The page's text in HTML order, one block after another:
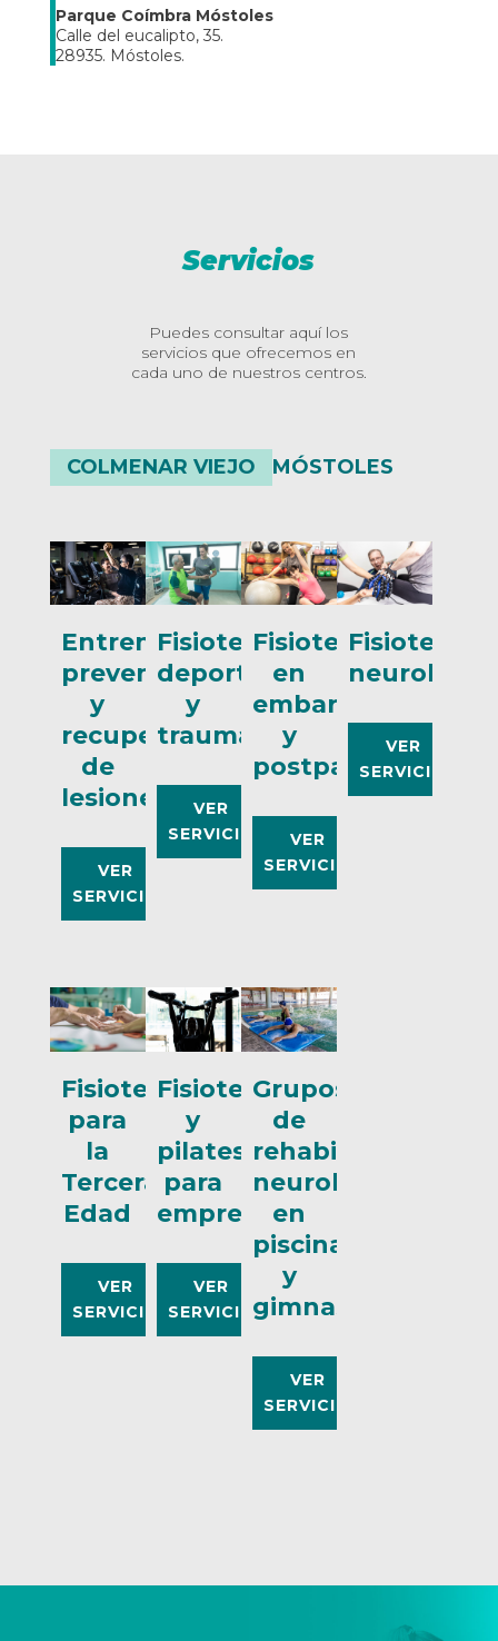
Parque Coímbra Móstoles
Calle del eucalipto, 35.
28935. Móstoles.
Servicios
Puedes consultar aquí los
servicios que ofrecemos en
cada uno de nuestros centros.
COLMENAR VIEJO MÓSTOLES
Entrenamiento,
prevención
y
recuperación
de
lesiones
VER
SERVICIO
Fisioterapia
deportiva
y
traumatológica
VER
SERVICIO
Fisioterapia
en
embarazadas
y
postparto
VER
SERVICIO
VER
SERVICIO
Fisioterapia
para
la
Tercera
Edad
VER
SERVICIO
Fisioterapia
y
pilates
para
empresas
VER
SERVICIO
Grupos
de
rehabilitación
neurológica
en
piscina
y
gimnasio
VER
SERVICIO